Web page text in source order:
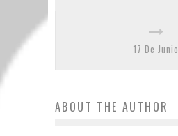
17 De Junio
ABOUT THE AUTHOR